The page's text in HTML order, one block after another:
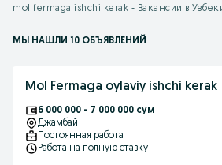
МЫ НАШЛИ 10 ОБЪЯВЛЕНИЙ
Mol Fermaga oylaviy ishchi kerak
6 000 000 - 7 000 000 сум
Джамбай
Постоянная работа
Работа на полную ставку